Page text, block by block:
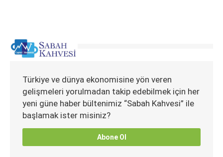
Türkiye ve dünya ekonomisine yön veren
gelişmeleri yorulmadan takip edebilmek için her
yeni güne haber bültenimiz “Sabah Kahvesi” ile
başlamak ister misiniz?
Abone Ol